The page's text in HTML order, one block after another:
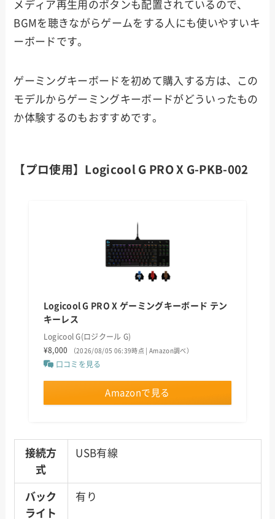
メディア再生用のボタンも配置されているので、
BGMを聴きながらゲームをする人にも使いやすいキ
ーボードです。
ゲーミングキーボードを初めて購入する方は、この
モデルからゲーミングキーボードがどういったもの
か体験するのもおすすめです。
【プロ使用】Logicool G PRO X G-PKB-002
Logicool G PRO X ゲーミングキーボード テン
キーレス
Logicool G(ロジクール G)
¥8,000
（2026/08/05 06:39時点 | Amazon調べ）
口コミを見る
Amazonで見る
接続方
式
USB有線
バック
ライト
有り